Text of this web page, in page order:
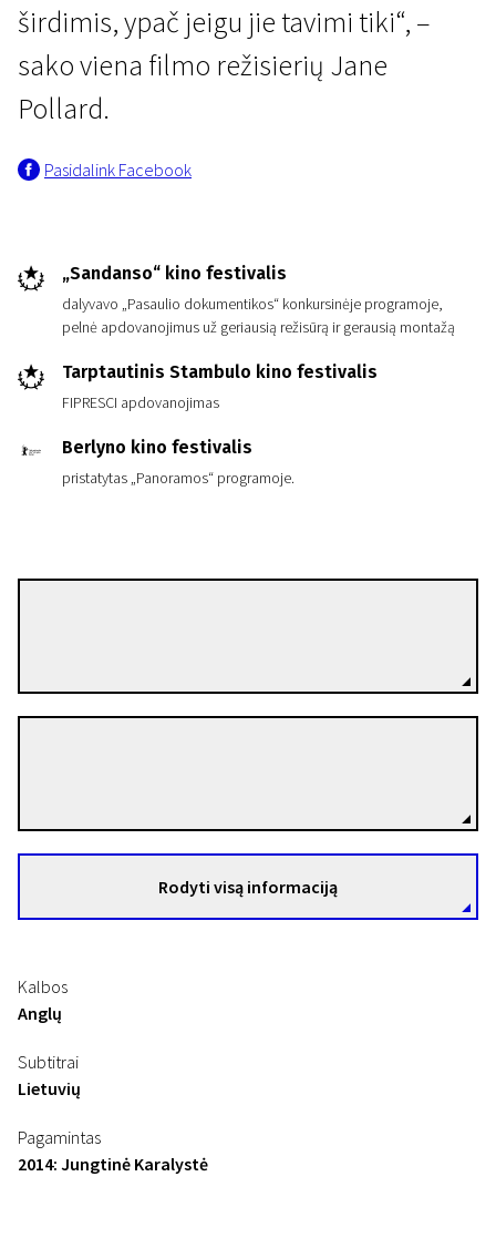
širdimis, ypač jeigu jie tavimi tiki“, –
sako viena filmo režisierių Jane
Pollard.
Pasidalink Facebook
„Sandanso“ kino festivalis
dalyvavo „Pasaulio dokumentikos“ konkursinėje programoje,
pelnė apdovanojimus už geriausią režisūrą ir gerausią montažą
Tarptautinis Stambulo kino festivalis
FIPRESCI apdovanojimas
Berlyno kino festivalis
pristatytas „Panoramos“ programoje.
Rodyti visą informaciją
Kalbos
Anglų
Subtitrai
Lietuvių
Pagamintas
2014: Jungtinė Karalystė